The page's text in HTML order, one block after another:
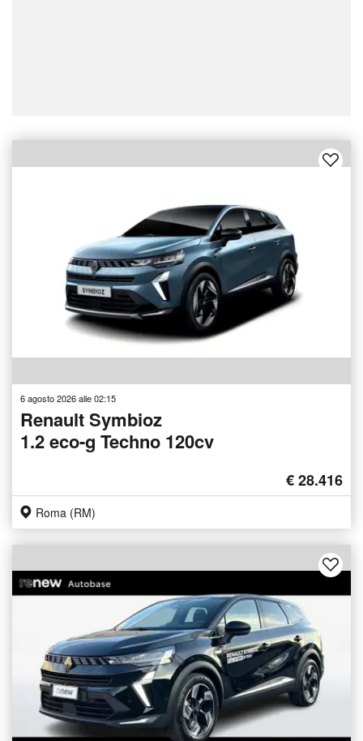
6 agosto 2026 alle 02:15
Renault Symbioz
1.2 eco-g Techno 120cv
€ 28.416
Roma (RM)